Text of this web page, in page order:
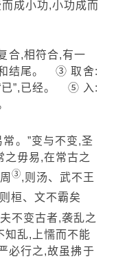
成小功,小功成而
,相符合,有一
结尾。 ③ 取舍:
已”,已经。 ⑤ 入:
常。”变与不变,圣
之毋易,在常古之
③,则汤、武不王
桓、文不霸矣
不变古者,袭乱之
知乱,上懦而不能
必行之,故虽拂于